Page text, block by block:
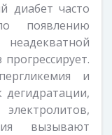
диабет часто
появлению
и
дегидратации,
вызывают